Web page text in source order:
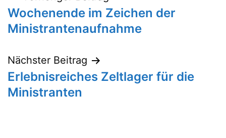
Wochenende im Zeichen der
Ministrantenaufnahme
Nächster Beitrag
Erlebnisreiches Zeltlager für die
Ministranten